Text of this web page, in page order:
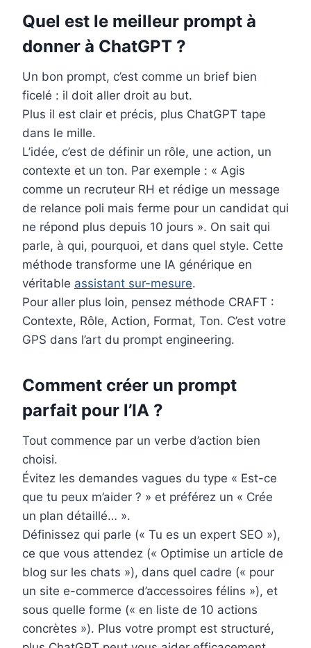
Quel est le meilleur prompt à
donner à ChatGPT ?
Un bon prompt, c’est comme un brief bien
ficelé : il doit aller droit au but.
Plus il est clair et précis, plus ChatGPT tape
dans le mille.
L’idée, c’est de définir un rôle, une action, un
contexte et un ton. Par exemple : « Agis
comme un recruteur RH et rédige un message
de relance poli mais ferme pour un candidat qui
ne répond plus depuis 10 jours ». On sait qui
parle, à qui, pourquoi, et dans quel style. Cette
méthode transforme une IA générique en
véritable assistant sur-mesure.
Pour aller plus loin, pensez méthode CRAFT :
Contexte, Rôle, Action, Format, Ton. C’est votre
GPS dans l’art du prompt engineering.
Comment créer un prompt
parfait pour l’IA ?
Tout commence par un verbe d’action bien
choisi.
Évitez les demandes vagues du type « Est-ce
que tu peux m’aider ? » et préférez un « Crée
un plan détaillé… ».
Définissez qui parle (« Tu es un expert SEO »),
ce que vous attendez (« Optimise un article de
blog sur les chats »), dans quel cadre (« pour
un site e-commerce d’accessoires félins »), et
sous quelle forme (« en liste de 10 actions
concrètes »). Plus votre prompt est structuré,